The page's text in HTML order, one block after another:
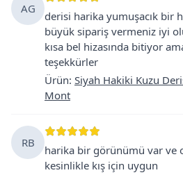
AG
derisi harika yumuşacık bir
büyük sipariş vermeniz iyi
kısa bel hizasında bitiyor
teşekkürler
Ürün: Siyah Hakiki Kuzu
Mont
RB
harika bir görünümü var ve
kesinlikle kış için uygun